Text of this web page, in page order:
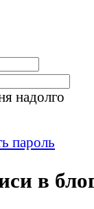
надолго
пароль
в